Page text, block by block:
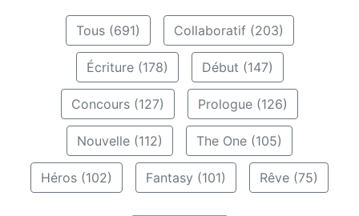
Tous (691) Collaboratif (203)
Écriture (178) Début (147)
Concours (127) Prologue (126)
Nouvelle (112) The One (105)
Héros (102) Fantasy (101) Rêve (75)